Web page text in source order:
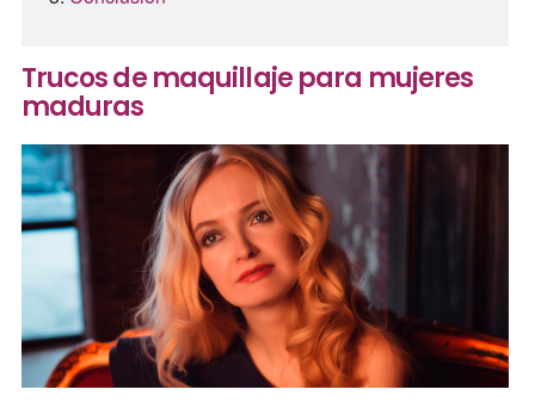
Trucos de maquillaje para mujeres
maduras